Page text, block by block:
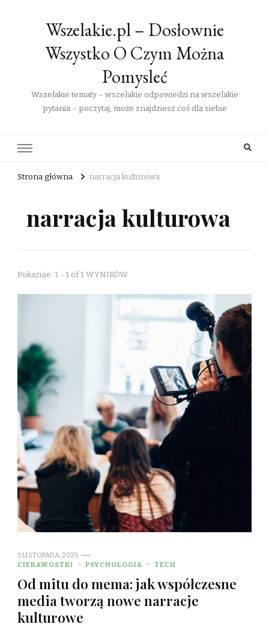
Wszelakie.pl – Dosłownie
Wszystko O Czym Można
Pomysleć
Wszelakie tematy – wszelakie odpowiedzi na wszelakie
pytania – poczytaj, może znajdziesz coś dla siebie
Strona główna narracja kulturowa
narracja kulturowa
Pokazuje: 1 - 1 of 1 WYNIKÓW
5 LISTOPADA, 2025
CIEKAWOSTKI
PSYCHOLOGIA TECH
Od mitu do mema: jak współczesne
media tworzą nowe narracje
kulturowe